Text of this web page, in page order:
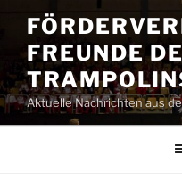
Inhalt
springenFREUNDE
Aktuelle Nachrichten aus